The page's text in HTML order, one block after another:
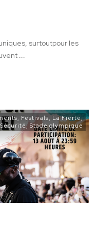
surtoutpour les
...
, Festivals, La Fierté,
Sécurité, Stade olympique